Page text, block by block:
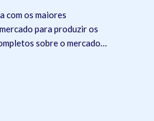
com os maiores
para produzir os
sobre o mercado
e advocacia.